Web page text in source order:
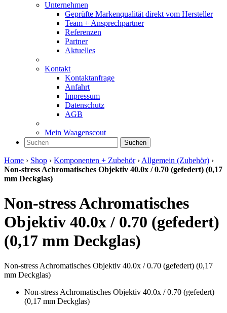
Unternehmen
Geprüfte Markenqualität direkt vom Hersteller
Team + Ansprechpartner
Referenzen
Partner
Aktuelles
Kontakt
Kontaktanfrage
Anfahrt
Impressum
Datenschutz
AGB
Mein Waagenscout
Suchen
Home › Shop › Komponenten + Zubehör› Allgemein (Zubehör) ›
Non-stress Achromatisches Objektiv 40.0x / 0.70 (gefedert) (0,17
mm Deckglas)
Non-stress Achromatisches
Objektiv 40.0x / 0.70 (gefedert)
(0,17 mm Deckglas)
Non-stress Achromatisches Objektiv 40.0x / 0.70 (gefedert) (0,17
mm Deckglas)
Non-stress Achromatisches Objektiv 40.0x / 0.70 (gefedert)
(0,17 mm Deckglas)